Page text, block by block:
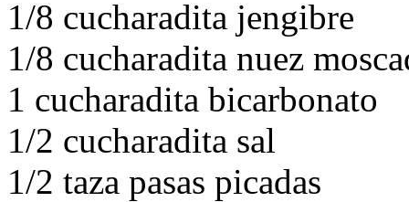
1/8 cucharadita jengibre
1/8 cucharadita nuez
1 cucharadita bicarbonato
1/2 cucharadita sal
1/2 taza pasas picadas